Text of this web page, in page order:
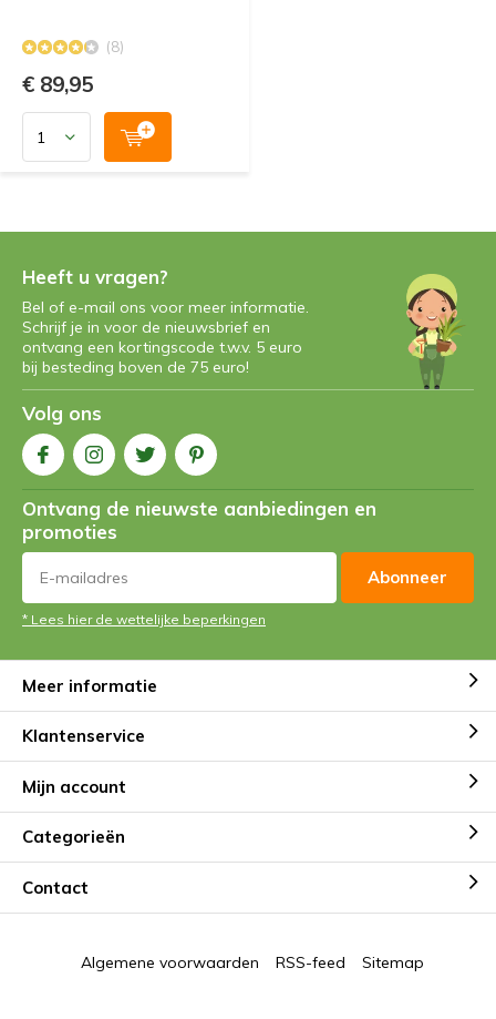
(8)
€ 89,95
Heeft u vragen?
Bel of e-mail ons voor meer informatie.
Schrijf je in voor de nieuwsbrief en
ontvang een kortingscode t.w.v. 5 euro
bij besteding boven de 75 euro!
Volg ons
Ontvang de nieuwste aanbiedingen en
promoties
Abonneer
* Lees hier de wettelijke beperkingen
Meer informatie
Klantenservice
Mijn account
Categorieën
Contact
Algemene voorwaarden RSS-feed Sitemap